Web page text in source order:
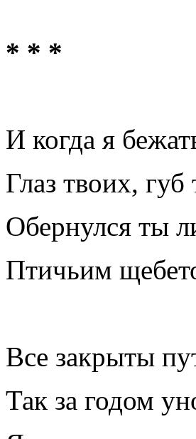
* * *
И когда я
Глаз твоих,
Обернулся ты
Птичьим
Все закрыты
Так за годом